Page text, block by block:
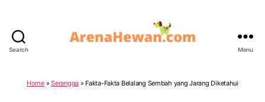
Search Menu
Home»Serangga» Fakta-Fakta Belalang Sembah yang Jarang Diketahui